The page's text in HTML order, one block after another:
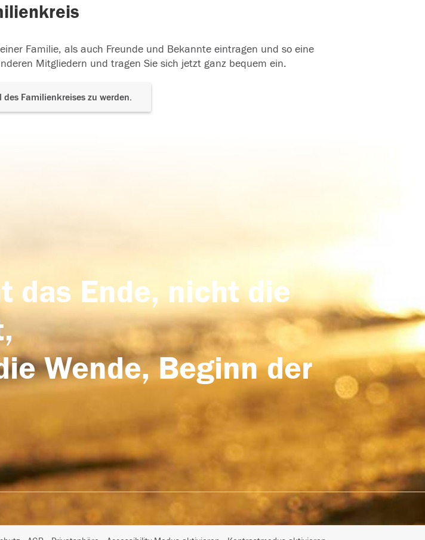
Familie, als auch Freunde und Bekannte eintragen und so eine
Mitgliedern und tragen Sie sich jetzt ganz bequem ein.
Familienkreises zu werden.
das Ende, nicht die
Wende, Beginn der